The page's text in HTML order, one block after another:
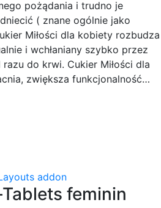
pożądania i trudno je
( znane ogólnie jako
Miłości dla kobiety rozbudza
i wchłaniany szybko przez
do krwi. Cukier Miłości dla
zwiększa funkcjonalność…
feminin